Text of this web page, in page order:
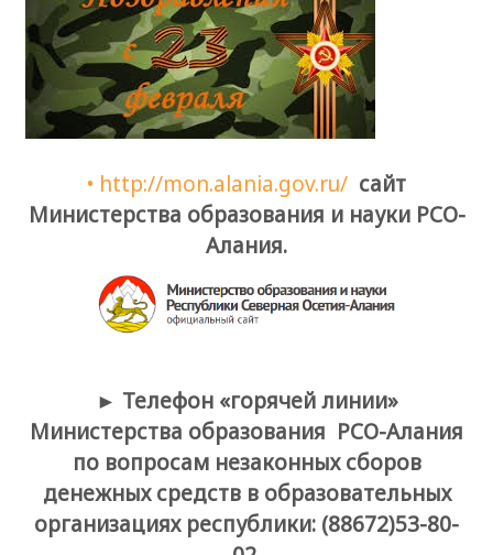
• http://mon.alania.gov.ru/ сайт
Министерства образования и науки РСО-
Алания.
► Телефон «горячей линии»
Министерства образования РСО-Алания
по вопросам незаконных сборов
денежных средств в образовательных
организациях республики: (88672)53-80-